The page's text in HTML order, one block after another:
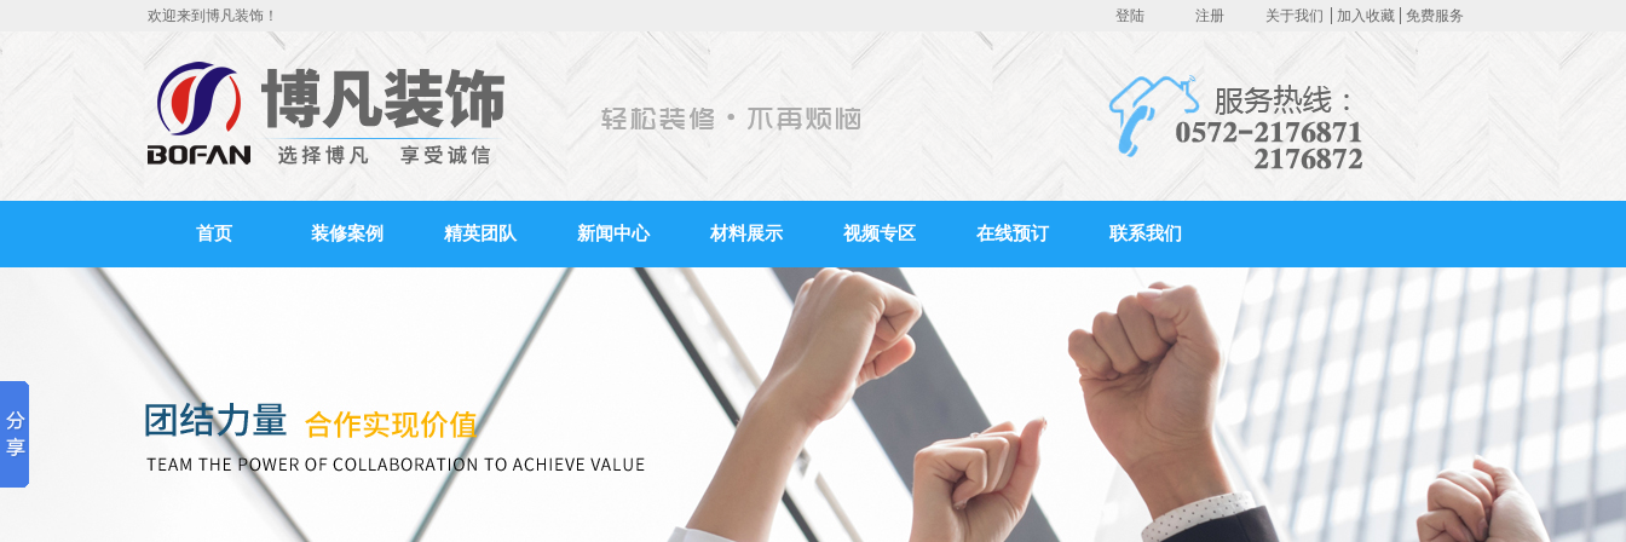
欢迎来到博凡装饰！ 登陆 注册 关于我们 加入收藏 免费服务
首页 装修案例 精英团队 新闻中心 材料展示 视频专区 在线预订 联系我们